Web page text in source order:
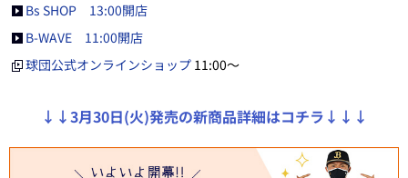
Bs SHOP 13:00開店
B-WAVE 11:00開店
球団公式オンラインショップ 11:00～
↓↓3月30日(火)発売の新商品詳細はコチラ↓↓↓